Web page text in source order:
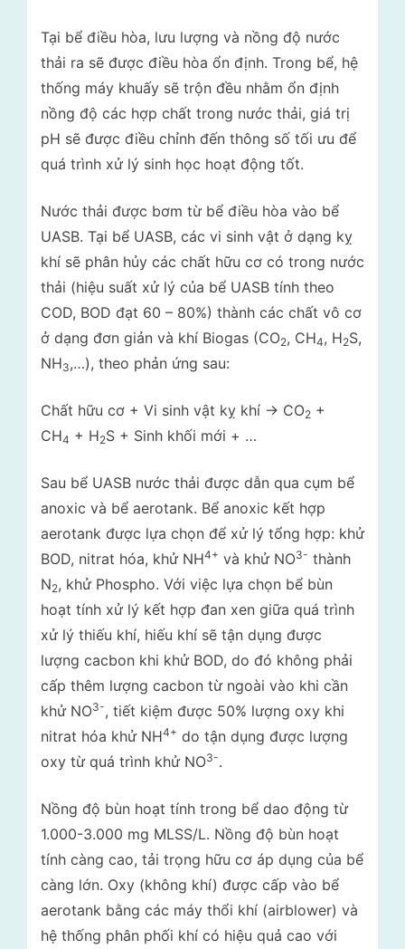
Tại bể điều hòa, lưu lượng và nồng độ nước
thải ra sẽ được điều hòa ổn định. Trong bể, hệ
thống máy khuấy sẽ trộn đều nhằm ổn định
nồng độ các hợp chất trong nước thải, giá trị
pH sẽ được điều chỉnh đến thông số tối ưu để
quá trình xử lý sinh học hoạt động tốt.
Nước thải được bơm từ bể điều hòa vào bể
UASB. Tại bể UASB, các vi sinh vật ở dạng kỵ
khí sẽ phân hủy các chất hữu cơ có trong nước
thải (hiệu suất xử lý của bể UASB tính theo
COD, BOD đạt 60 – 80%) thành các chất vô cơ
ở dạng đơn giản và khí Biogas (CO2, CH4, H2S,
NH3,…), theo phản ứng sau:
Chất hữu cơ + Vi sinh vật kỵ khí -> CO2 +
CH4 + H2S + Sinh khối mới + …
Sau bể UASB nước thải được dẫn qua cụm bể
anoxic và bể aerotank. Bể anoxic kết hợp
aerotank được lựa chọn để xử lý tổng hợp: khử
BOD, nitrat hóa, khử NH4+ và khử NO3- thành
N2, khử Phospho. Với việc lựa chọn bể bùn
hoạt tính xử lý kết hợp đan xen giữa quá trình
xử lý thiếu khí, hiếu khí sẽ tận dụng được
lượng cacbon khi khử BOD, do đó không phải
cấp thêm lượng cacbon từ ngoài vào khi cần
khử NO3-, tiết kiệm được 50% lượng oxy khi
nitrat hóa khử NH4+ do tận dụng được lượng
oxy từ quá trình khử NO3-.
Nồng độ bùn hoạt tính trong bể dao động từ
1.000-3.000 mg MLSS/L. Nồng độ bùn hoạt
tính càng cao, tải trọng hữu cơ áp dụng của bể
càng lớn. Oxy (không khí) được cấp vào bể
aerotank bằng các máy thổi khí (airblower) và
hệ thống phân phối khí có hiệu quả cao với